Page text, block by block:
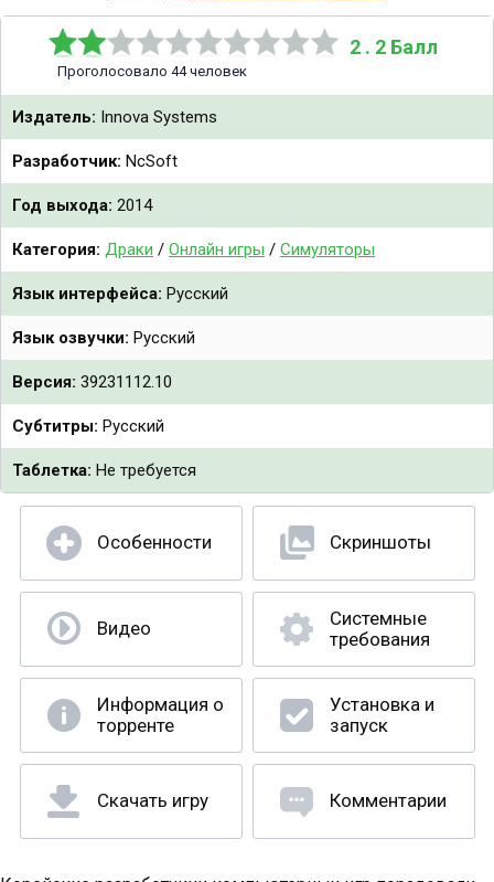
2 . 2 Балл
Проголосовало 44 человек
Издатель: Innova Systems
Разработчик: NcSoft
Год выхода: 2014
Категория: Драки / Онлайн игры / Симуляторы
Язык интерфейса: Русский
Язык озвучки: Русский
Версия: 39231112.10
Субтитры: Русский
Таблетка: Не требуется
Особенности Скриншоты
Видео
Системные
требования
Информация о
торренте
Установка и
запуск
Скачать игру Комментарии